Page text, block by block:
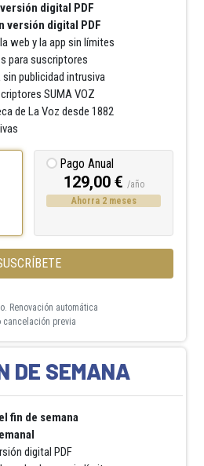
digital PDF
versión digital PDF
web y la app sin límites
para suscriptores
publicidad intrusiva
SUMA VOZ
de La Voz desde 1882
Pago Anual
129,00 € /año
Ahorra 2 meses
Renovación automática
cancelación previa
DE SEMANA
fin de semana
digital PDF